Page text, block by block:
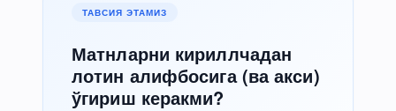
ТАВСИЯ ЭТАМИЗ
Матнларни кириллчадан
лотин алифбосига (ва акси)
ўгириш керакми?